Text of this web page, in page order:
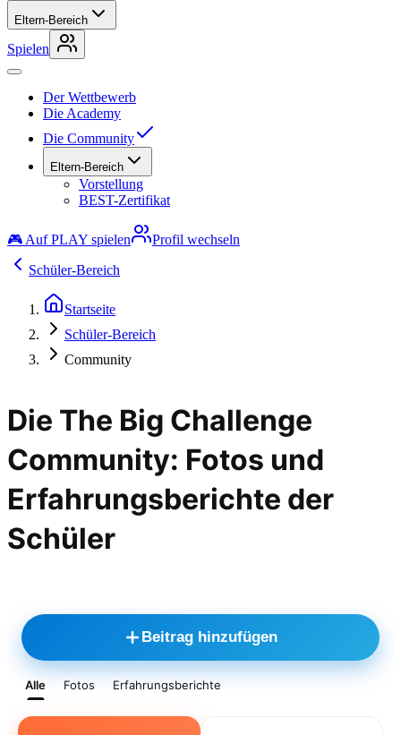
Eltern-Bereich
Spielen
Der Wettbewerb
Die Academy
Die Community
Eltern-Bereich
Vorstellung
BEST-Zertifikat
🎮 Auf PLAY spielen
Profil wechseln
Schüler-Bereich
Startseite
Schüler-Bereich
Community
Die The Big Challenge
Community: Fotos und
Erfahrungsberichte der
Schüler
Beitrag hinzufügen
Alle Fotos Erfahrungsberichte